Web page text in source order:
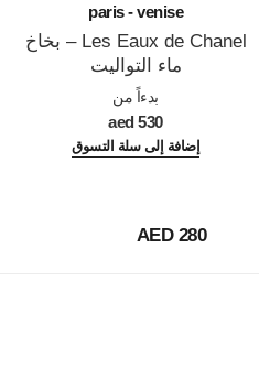
paris - venise
Les Eaux de Chanel – بخاخ
ماء التواليت
بدءاً من
530 aed
إضافة إلى سلة التسوق
280 AED